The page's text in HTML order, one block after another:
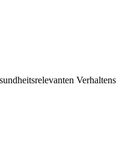
Verhaltens